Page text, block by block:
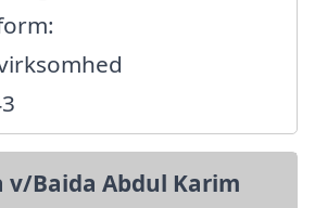
v/Baida Abdul Karim